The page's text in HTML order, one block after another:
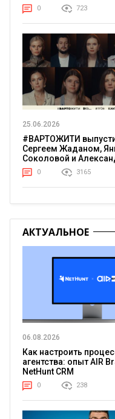
0 723
25.06.2026
#ВАРТОЖИТИ
Сергеем Жаданом,
Соколовой и
Тереном о жизни в
напряжении
0 3165
АКТУАЛЬНОЕ
06.08.2026
Как настроить
агентства: опыт AIR
NetHunt CRM
0 238